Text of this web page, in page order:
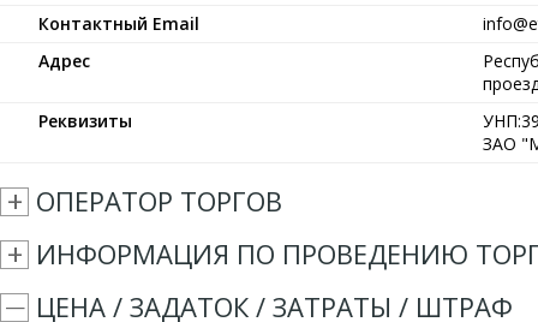
Контактный Email
Адрес
Реквизиты
ЗАО
ОПЕРАТОР ТОРГОВ
ИНФОРМАЦИЯ ПО ПРОВЕДЕНИЮ
ЦЕНА / ЗАДАТОК / ЗАТРАТЫ / ШТРАФ